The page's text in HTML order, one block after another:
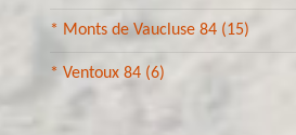
* Monts de Vaucluse 84 (15)
* Ventoux 84 (6)